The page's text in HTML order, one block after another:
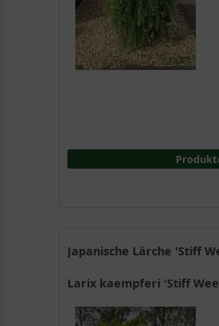
Japanische Lärche 'Stiff
Larix kaempferi 'Stiff